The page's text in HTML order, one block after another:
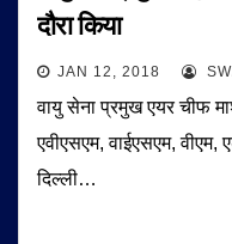
दौरा किया
JAN 12, 2018
वायु सेना प्रमुख एयर चीफ
एवीएसएम, वाईएसएम,
दिल्ली…